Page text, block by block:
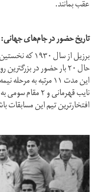
عقب بمانند.
تاریخ حضور در جام‌های جهانی:
برزیل از سال
حال ۲۰ بار حضور در
نایب قهرمانی و ۲
افتخارترین تیم این مسابقات